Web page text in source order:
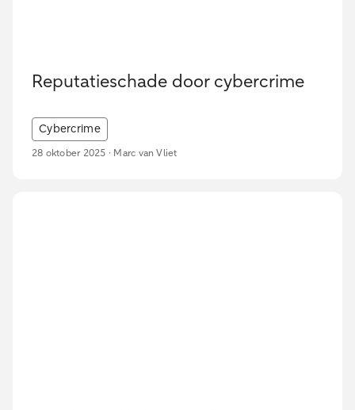
Reputatieschade door cybercrime
Cybercrime
28 oktober 2025 · Marc van Vliet